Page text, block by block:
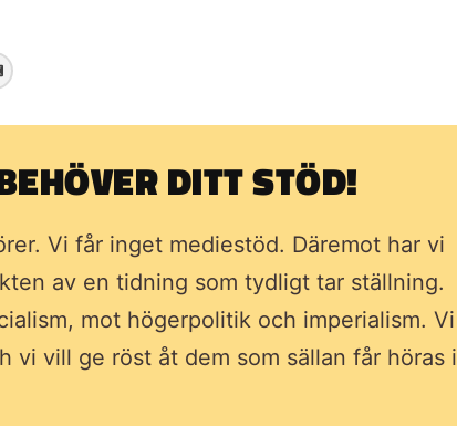
DITT STÖD!
Vi får inget mediestöd. Däremot har vi
av en tidning som tydligt tar ställning.
mot högerpolitik och imperialism. Vi
vi vill ge röst åt dem som sällan får höras i